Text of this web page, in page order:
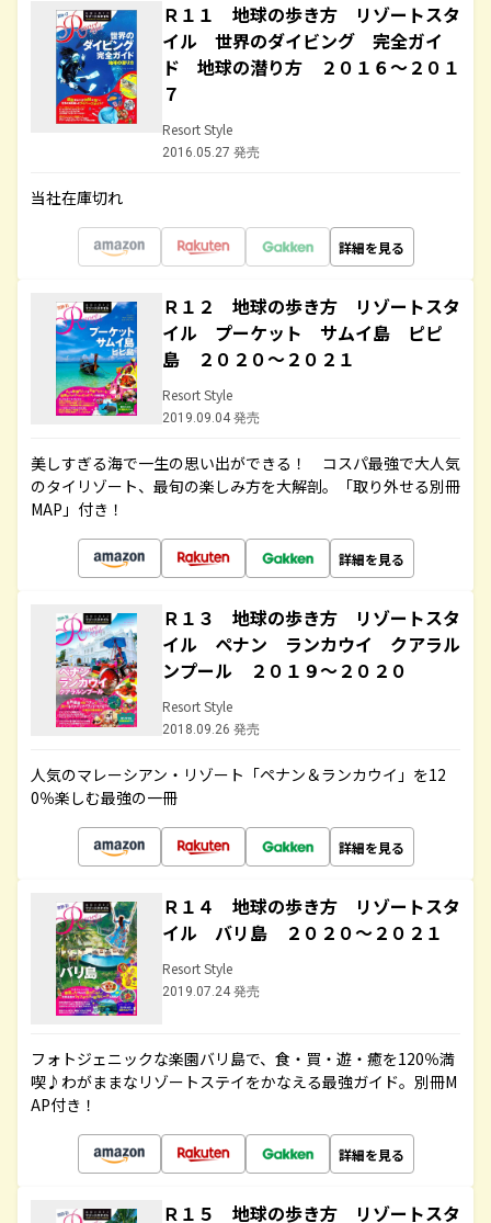
Ｒ１１ 地球の歩き方 リゾートスタ
イル 世界のダイビング 完全ガイ
ド 地球の潜り方 ２０１６～２０１
７
Resort Style
2016.05.27 発売
当社在庫切れ
詳細を見る
Ｒ１２ 地球の歩き方 リゾートスタ
イル プーケット サムイ島 ピピ
島 ２０２０～２０２１
Resort Style
2019.09.04 発売
美しすぎる海で一生の思い出ができる！ コスパ最強で大人気
のタイリゾート、最旬の楽しみ方を大解剖。「取り外せる別冊
MAP」付き！
詳細を見る
Ｒ１３ 地球の歩き方 リゾートスタ
イル ペナン ランカウイ クアラル
ンプール ２０１９～２０２０
Resort Style
2018.09.26 発売
人気のマレーシアン・リゾート「ペナン＆ランカウイ」を12
0％楽しむ最強の一冊
詳細を見る
Ｒ１４ 地球の歩き方 リゾートスタ
イル バリ島 ２０２０～２０２１
Resort Style
2019.07.24 発売
フォトジェニックな楽園バリ島で、食・買・遊・癒を120％満
喫♪わがままなリゾートステイをかなえる最強ガイド。別冊M
AP付き！
詳細を見る
Ｒ１５ 地球の歩き方 リゾートスタ